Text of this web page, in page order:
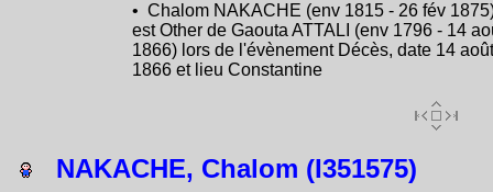
• Chalom NAKACHE (env 1815 - 26 fév
est Other de Gaouta ATTALI (env 1796 - 14
1866) lors de l'évènement Décès, date 14 août
1866 et lieu Constantine
NAKACHE, Chalom (I351575)